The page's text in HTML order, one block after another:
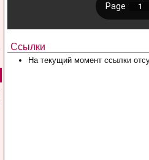
Ссылки
На текущий момент ссылки